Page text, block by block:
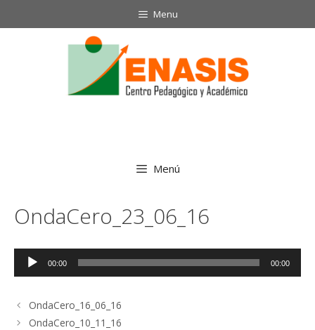
Menu
Menú
OndaCero_23_06_16
Reproductor
00:00 00:00
OndaCero_16_06_16
OndaCero_10_11_16